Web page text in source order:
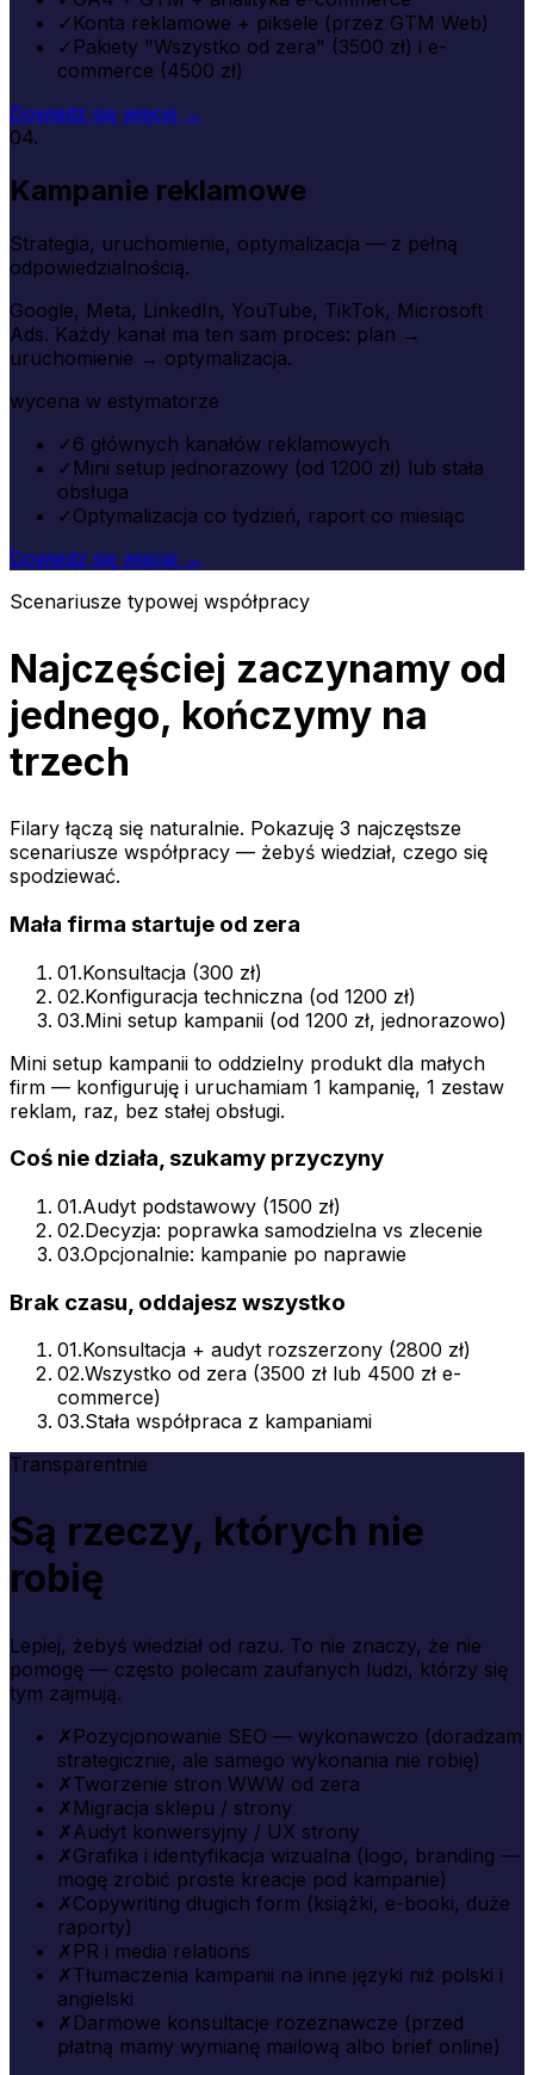
✓ Konta reklamowe + piksele (przez GTM Web)
✓ Pakiety "Wszystko od zera" (3500 zł) i e-
commerce (4500 zł)
Dowiedz się więcej →
04.
Kampanie reklamowe
Strategia, uruchomienie, optymalizacja — z pełną
odpowiedzialnością.
Google, Meta, LinkedIn, YouTube, TikTok, Microsoft
Ads. Każdy kanał ma ten sam proces: plan →
uruchomienie → optymalizacja.
wycena w estymatorze
✓6 głównych kanałów reklamowych
✓ Mini setup jednorazowy (od 1200 zł) lub stała
obsługa
✓Optymalizacja co tydzień, raport co miesiąc
Dowiedz się więcej →
Scenariusze typowej współpracy
Najczęściej zaczynamy od
jednego, kończymy na
trzech
Filary łączą się naturalnie. Pokazuję 3 najczęstsze
scenariusze współpracy — żebyś wiedział, czego się
spodziewać.
Mała firma startuje od zera
01.Konsultacja (300 zł)
02.Konfiguracja techniczna (od 1200 zł)
03.Mini setup kampanii (od 1200 zł, jednorazowo)
Mini setup kampanii to oddzielny produkt dla małych
firm — konfiguruję i uruchamiam 1 kampanię, 1 zestaw
reklam, raz, bez stałej obsługi.
Coś nie działa, szukamy przyczyny
01.Audyt podstawowy (1500 zł)
02.Decyzja: poprawka samodzielna vs zlecenie
03.Opcjonalnie: kampanie po naprawie
Brak czasu, oddajesz wszystko
01.Konsultacja + audyt rozszerzony (2800 zł)
02.Wszystko od zera (3500 zł lub 4500 zł e-
commerce)
03.Stała współpraca z kampaniami
Transparentnie
Są rzeczy, których nie
robię
Lepiej, żebyś wiedział od razu. To nie znaczy, że nie
pomogę — często polecam zaufanych ludzi, którzy się
tym zajmują.
✗ Pozycjonowanie SEO — wykonawczo (doradzam
strategicznie, ale samego wykonania nie robię)
✗Tworzenie stron WWW od zera
✗ Migracja sklepu / strony
✗Audyt konwersyjny / UX strony
✗Grafika i identyfikacja wizualna (logo, branding —
mogę zrobić proste kreacje pod kampanie)
✗Copywriting długich form (książki, e-booki, duże
raporty)
✗ PR i media relations
✗Tłumaczenia kampanii na inne języki niż polski i
angielski
✗ Darmowe konsultacje rozeznawcze (przed
płatną mamy wymianę mailową albo brief online)